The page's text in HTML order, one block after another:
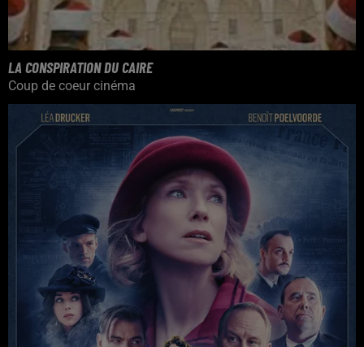
LA CONSPIRATION DU CAIRE
Coup de coeur cinéma